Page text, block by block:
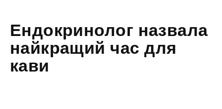
Ендокринолог назвала
найкращий час для
кави